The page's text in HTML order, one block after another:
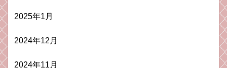
2025年1月
2024年12月
2024年11月